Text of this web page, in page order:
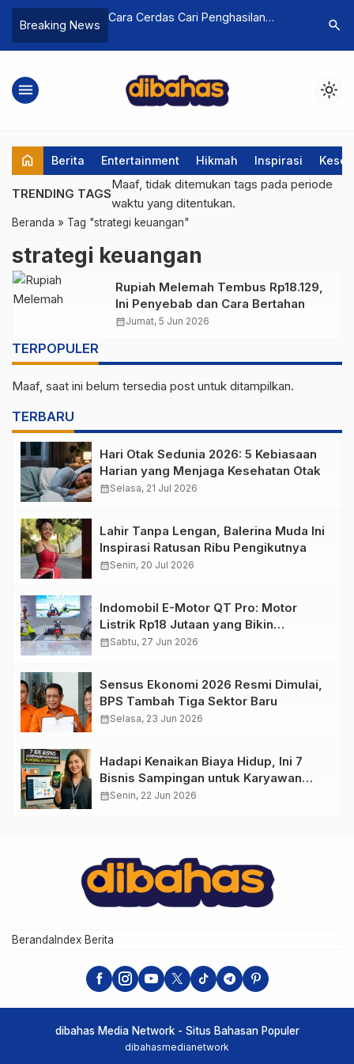
Breaking News
Siapkan
Cara Cerdas Cari Penghasilan
Rupiah
search
menu light_mode
home Berita Entertainment Hikmah Inspirasi
TRENDING TAGS
Maaf, tidak ditemukan tags pada periode
waktu yang ditentukan.
Beranda » Tag "strategi keuangan"
strategi keuangan
Rupiah Melemah Tembus Rp18.129,
Ini Penyebab dan Cara Bertahan
calendar_monthJumat, 5 Jun 2026
TERPOPULER
Maaf, saat ini belum tersedia post untuk ditampilkan.
TERBARU
Hari Otak Sedunia 2026: 5 Kebiasaan
Harian yang Menjaga Kesehatan Otak
calendar_monthSelasa, 21 Jul 2026
Lahir Tanpa Lengan, Balerina Muda Ini
Inspirasi Ratusan Ribu Pengikutnya
calendar_monthSenin, 20 Jul 2026
Indomobil E-Motor QT Pro: Motor
Listrik Rp18 Jutaan yang Bikin
Penasaran
calendar_monthSabtu, 27 Jun 2026
Sensus Ekonomi 2026 Resmi Dimulai,
BPS Tambah Tiga Sektor Baru
calendar_monthSelasa, 23 Jun 2026
Hadapi Kenaikan Biaya Hidup, Ini 7
Bisnis Sampingan untuk Karyawan
yang Waktunya Sempit
calendar_monthSenin, 22 Jun 2026
Beranda Index Berita
dibahas Media Network - Situs Bahasan Populer
dibahasmedianetwork